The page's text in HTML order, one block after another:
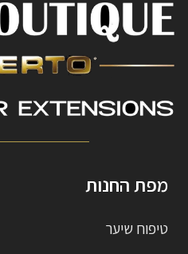
מפת החנות
טיפוח שיער